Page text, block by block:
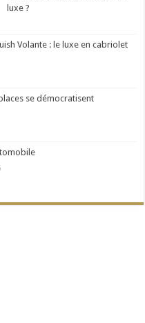
luxe ?
Volante : le luxe en cabriolet
se démocratisent